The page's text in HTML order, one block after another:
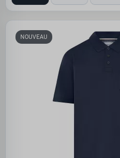
NOUVEAU